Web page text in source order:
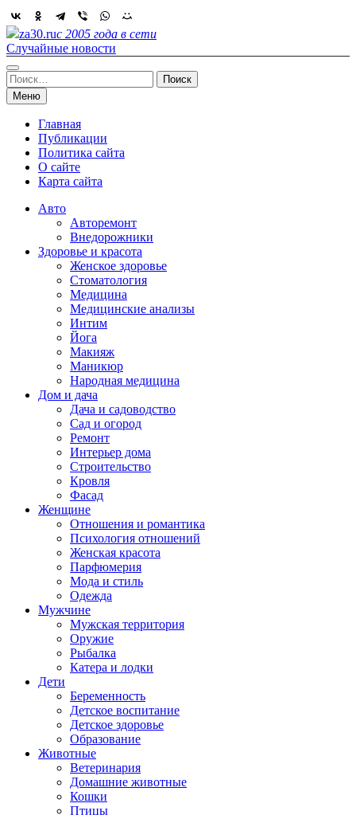
Skip
to
content
za30.ruс 2005 года в сети
Случайные новости
Найти:
Меню
Главная
Публикации
Политика сайта
О сайте
Карта сайта
Авто
Авторемонт
Внедорожники
Здоровье и красота
Женское здоровье
Стоматология
Медицина
Медицинские анализы
Интим
Йога
Макияж
Маникюр
Народная медицина
Дом и дача
Дача и садоводство
Сад и огород
Ремонт
Интерьер дома
Строительство
Кровля
Фасад
Женщине
Отношения и романтика
Психология отношений
Женская красота
Парфюмерия
Мода и стиль
Одежда
Мужчине
Мужская территория
Оружие
Рыбалка
Катера и лодки
Дети
Беременность
Детское воспитание
Детское здоровье
Образование
Животные
Ветеринария
Домашние животные
Кошки
Птицы